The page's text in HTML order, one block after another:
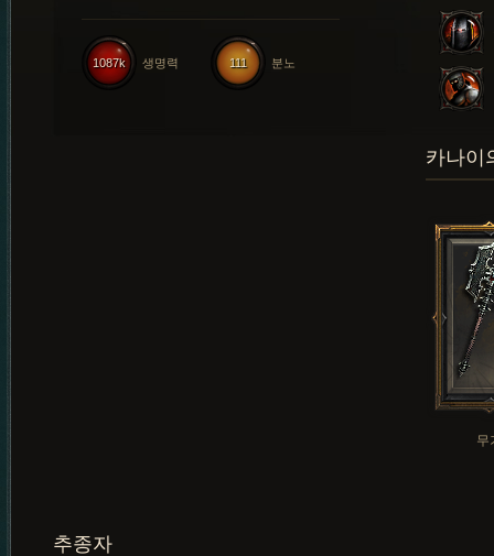
111 분노
1087k 생명력
카나이
무
추종자